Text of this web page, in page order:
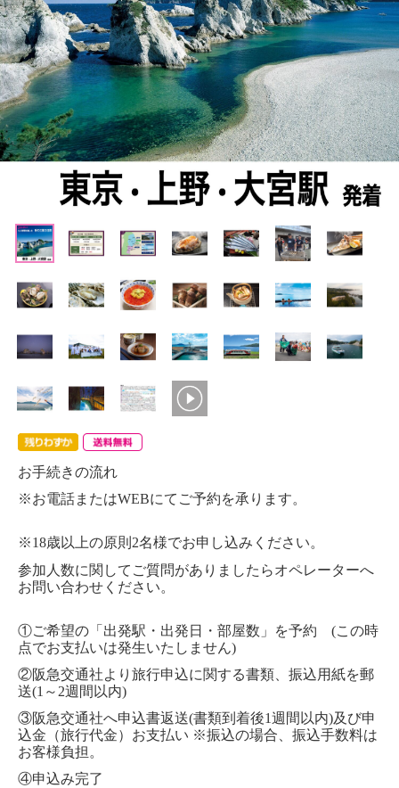
お手続きの流れ
※お電話またはWEBにてご予約を承ります。
※18歳以上の原則2名様でお申し込みください。
参加人数に関してご質問がありましたらオペレーターへ
お問い合わせください。
①ご希望の「出発駅・出発日・部屋数」を予約 (この時
点でお支払いは発生いたしません)
②阪急交通社より旅行申込に関する書類、振込用紙を郵
送(1～2週間以内)
③阪急交通社へ申込書返送(書類到着後1週間以内)及び申
込金（旅行代金）お支払い ※振込の場合、振込手数料は
お客様負担。
④申込み完了